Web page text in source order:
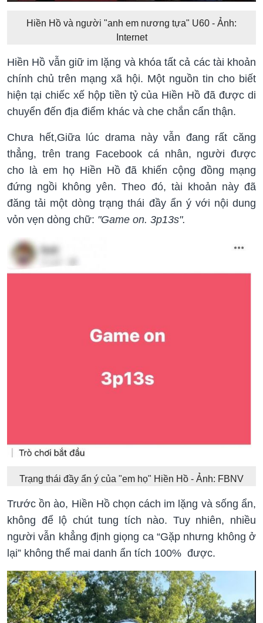
Hiền Hồ và người "anh em nương tựa" U60 - Ảnh:
Internet
Hiền Hồ vẫn giữ im lặng và khóa tất cả các tài khoản
chính chủ trên mạng xã hội. Một nguồn tin cho biết
hiện tại chiếc xế hộp tiền tỷ của Hiền Hồ đã được di
chuyển đến địa điểm khác và che chắn cẩn thận.
Chưa hết,Giữa lúc drama này vẫn đang rất căng
thẳng, trên trang Facebook cá nhân, người được
cho là em họ Hiền Hồ đã khiến cộng đồng mạng
đứng ngồi không yên. Theo đó, tài khoản này đã
đăng tải một dòng trạng thái đầy ẩn ý với nội dung
vỏn vẹn dòng chữ: "Game on. 3p13s".
Trạng thái đầy ẩn ý của "em họ" Hiền Hồ - Ảnh: FBNV
Trước ồn ào, Hiền Hồ chọn cách im lặng và sống ẩn,
không để lộ chút tung tích nào. Tuy nhiên, nhiều
người vẫn khẳng định giọng ca “Gặp nhưng không ở
lại” không thể mai danh ẩn tích 100% được.